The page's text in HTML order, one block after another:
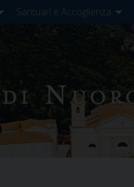
Santuari e Accoglienza